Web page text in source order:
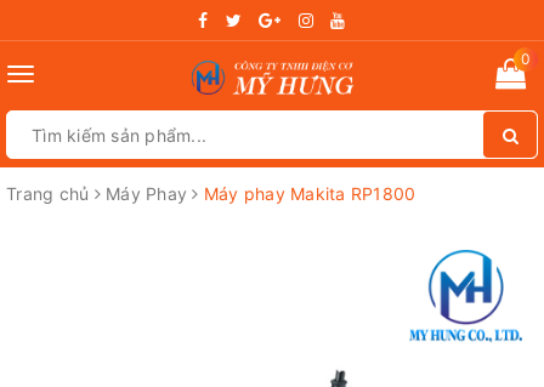
Toggle
0
Trang chủ Máy Phay Máy phay Makita RP1800